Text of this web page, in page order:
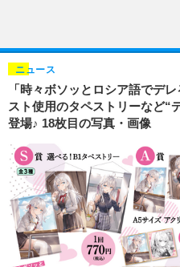
ゲーム
イベント
海外イベント
俳優・タレント
ビジネス
アニメ
書評
ゲーム
動画
アニメ
アニメ！アニメ！TV
連載・コラム
「時々ボソッとロシア語でデ
スト使用のタペストリーなど“
登場♪ 18枚目の写真・画像
ニュース